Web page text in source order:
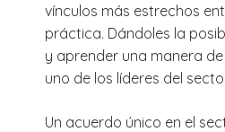
vínculos más estrechos
práctica. Dándoles la
y aprender una manera
uno de los líderes del
Un acuerdo único en el